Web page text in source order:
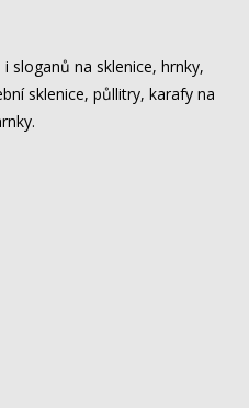
sloganů na sklenice, hrnky,
sklenice, půllitry, karafy na